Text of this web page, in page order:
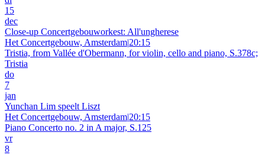
15
dec
Close-up Concertgebouworkest: All'ungherese
Het Concertgebouw, Amsterdam|20:15
Tristia, from Vallée d'Obermann, for violin, cello and piano, S.378c;
Tristia
do
7
jan
Yunchan Lim speelt Liszt
Het Concertgebouw, Amsterdam|20:15
Piano Concerto no. 2 in A major, S.125
vr
8